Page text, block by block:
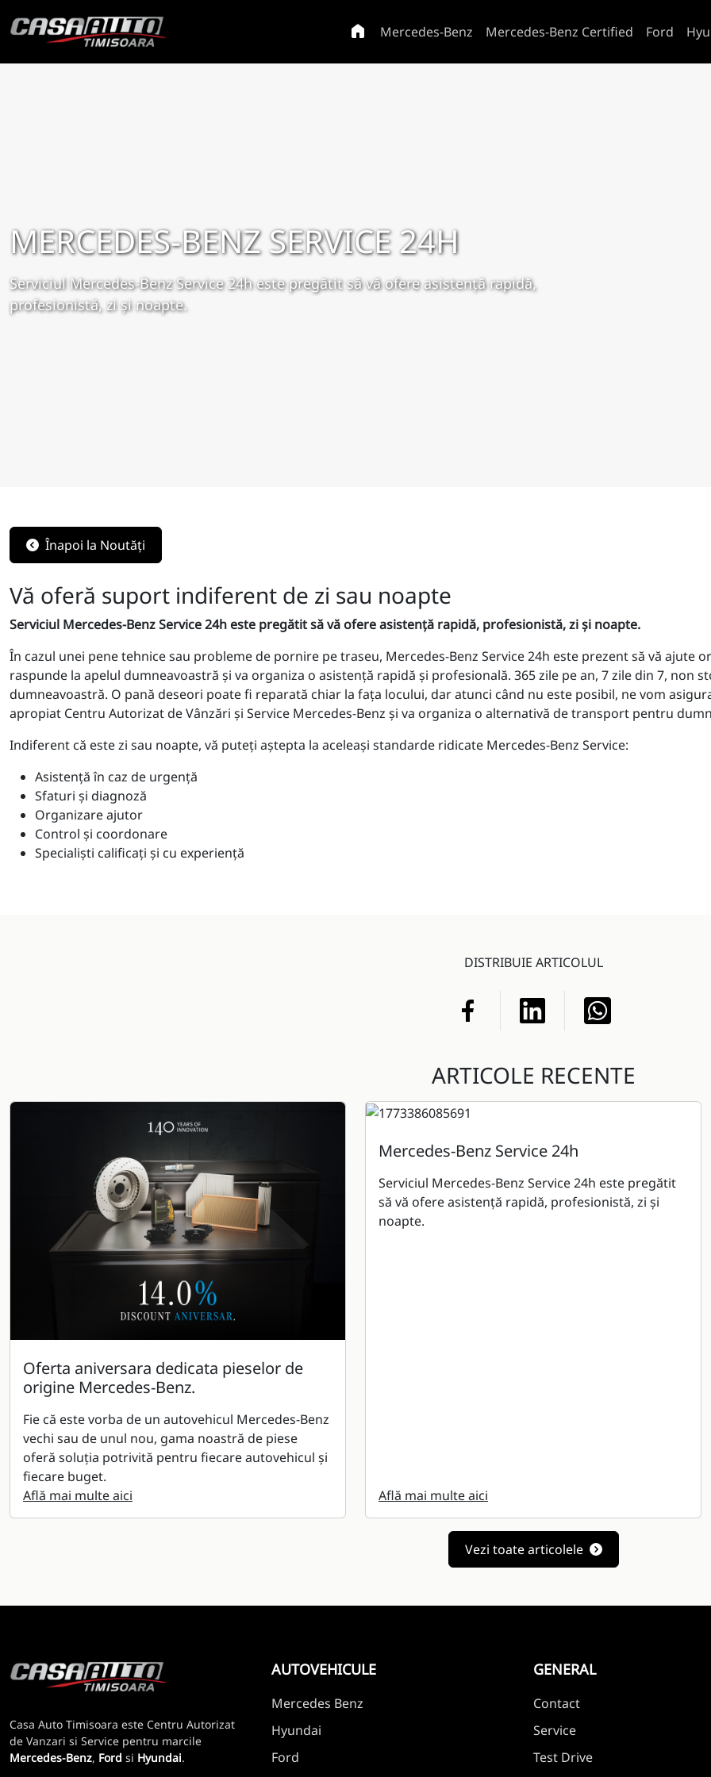
Mercedes-Benz Mercedes-Benz Certified Ford
MERCEDES-BENZ SERVICE 24H
Serviciul Mercedes-Benz Service 24h este pregătit să vă ofere asistenţă rapidă,
profesionistă, zi şi noapte.
Înapoi la Noutăți
Vă oferă suport indiferent de zi sau noapte
Serviciul Mercedes-Benz Service 24h este pregătit să vă ofere asistenţă rapidă, profesionistă, zi şi noapte.
În cazul unei pene tehnice sau probleme de pornire pe traseu, Mercedes-Benz Service 24h este prezent să vă ajute
raspunde la apelul dumneavoastră şi va organiza o asistenţă rapidă şi profesională. 365 zile pe an, 7 zile din 7, non
dumneavoastră. O pană deseori poate fi reparată chiar la faţa locului, dar atunci când nu este posibil, ne vom
apropiat Centru Autorizat de Vânzări şi Service Mercedes-Benz şi va organiza o alternativă de transport pentru
Indiferent că este zi sau noapte, vă puteţi aştepta la aceleaşi standarde ridicate Mercedes-Benz Service:
Asistenţă în caz de urgenţă
Sfaturi şi diagnoză
Organizare ajutor
Control şi coordonare
Specialişti calificaţi şi cu experienţă
DISTRIBUIE ARTICOLUL
ARTICOLE RECENTE
Oferta aniversara dedicata pieselor de
origine Mercedes-Benz.
Fie că este vorba de un autovehicul Mercedes-Benz
vechi sau de unul nou, gama noastră de piese
oferă soluția potrivită pentru fiecare autovehicul și
fiecare buget.
Află mai multe aici
Mercedes-Benz Service 24h
Serviciul Mercedes-Benz Service 24h este pregătit
să vă ofere asistenţă rapidă, profesionistă, zi şi
noapte.
Află mai multe aici
Vezi toate articolele
Casa Auto Timisoara este Centru Autorizat
de Vanzari si Service pentru marcile
Mercedes-Benz, Ford si Hyundai.
AUTOVEHICULE
Mercedes Benz
Hyundai
Ford
GENERAL
Contact
Service
Test Drive